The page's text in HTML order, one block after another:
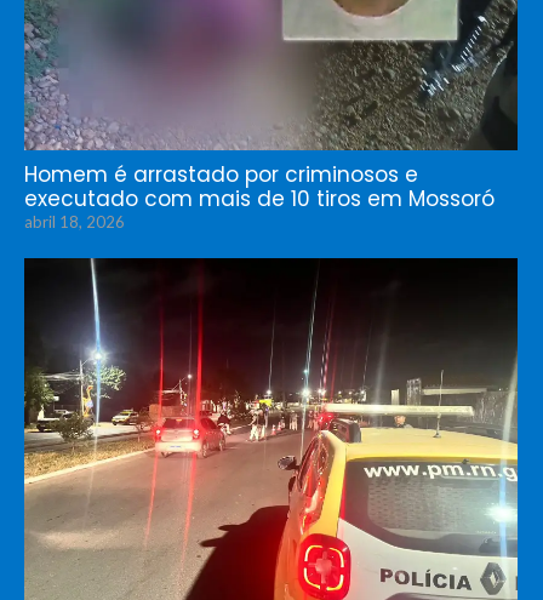
Homem é arrastado por criminosos e
executado com mais de 10 tiros em Mossoró
abril 18, 2026